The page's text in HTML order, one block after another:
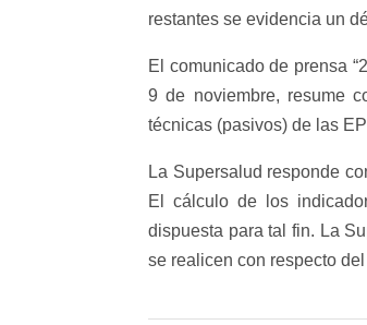
restantes se evidencia un
El comunicado de prensa
9 de noviembre, resume
técnicas (pasivos) de las
La Supersalud responde
El cálculo de los
dispuesta para tal fin. La
se realicen con respecto